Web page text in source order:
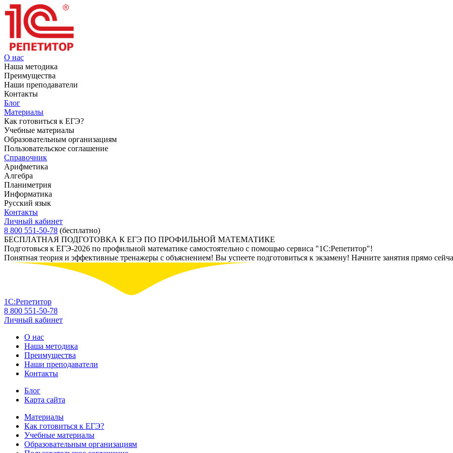
О нас
Наша методика
Преимущества
Наши преподаватели
Контакты
Блог
Материалы
Как готовиться к ЕГЭ?
Учебные материалы
Образовательным организациям
Пользовательское соглашение
Справочник
Арифметика
Алгебра
Планиметрия
Информатика
Русский язык
Контакты
Личный кабинет
8 800 551-50-78 (бесплатно)
БЕСПЛАТНАЯ ПОДГОТОВКА К ЕГЭ ПО ПРОФИЛЬНОЙ МАТЕМАТИКЕ
Подготовься к ЕГЭ-2026 по профильной математике самостоятельно с помощью сервиса "1С:Репетитор"!
Понятная теория и эффективные тренажеры с объяснением! Вы успеете подготовиться к экзамену! Начните занятия прямо
1С:Репетитор
8 800 551-50-78
Личный кабинет
О нас
Наша методика
Преимущества
Наши преподаватели
Контакты
Блог
Карта сайта
Материалы
Как готовиться к ЕГЭ?
Учебные материалы
Образовательным организациям